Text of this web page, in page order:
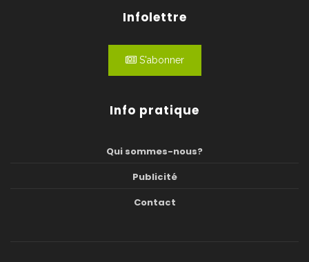
Infolettre
S'abonner
Info pratique
Qui sommes-nous?
Publicité
Contact